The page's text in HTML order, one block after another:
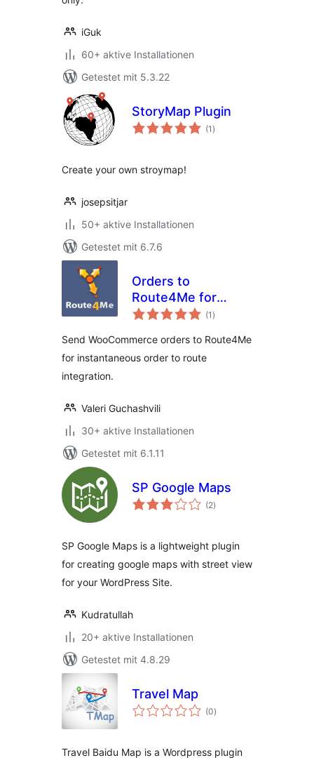
iGuk
60+ aktive Installationen
Getestet mit 5.3.22
StoryMap Plugin
(1 Bewertungen
gesamt
)
Create your own stroymap!
josepsitjar
50+ aktive Installationen
Getestet mit 6.7.6
Orders to
Route4Me for
WooCommerce
(1 Bewertungen
gesamt
)
Send WooCommerce orders to Route4Me
for instantaneous order to route
integration.
Valeri Guchashvili
30+ aktive Installationen
Getestet mit 6.1.11
SP Google Maps
(2Bewertungen
gesamt
)
SP Google Maps is a lightweight plugin
for creating google maps with street view
for your WordPress Site.
Kudratullah
20+ aktive Installationen
Getestet mit 4.8.29
Travel Map
(0Bewertungen
gesamt
)
Travel Baidu Map is a Wordpress plugin